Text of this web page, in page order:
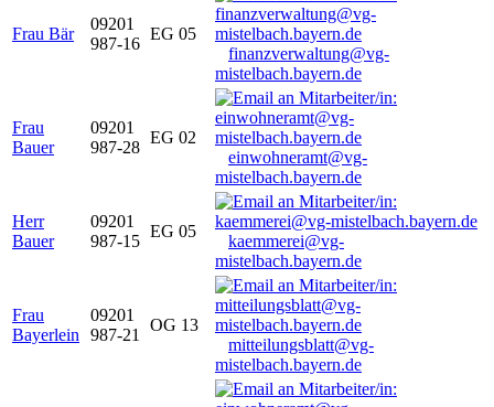
Frau Bär
09201
987-16
EG 05
finanzverwaltung@vg-
mistelbach.bayern.de
Frau
Bauer
09201
987-28
EG 02
einwohneramt@vg-
mistelbach.bayern.de
Herr
Bauer
09201
987-15
EG 05
kaemmerei@vg-
mistelbach.bayern.de
Frau
Bayerlein
09201
987-21
OG 13
mitteilungsblatt@vg-
mistelbach.bayern.de